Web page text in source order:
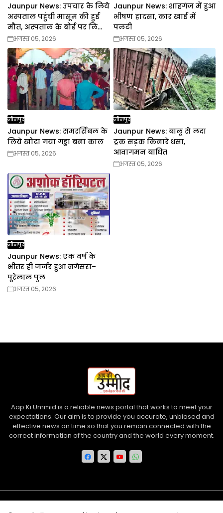
Jaunpur News: उपचार के लिये
अस्पताल पहुंची मासूम की हुई
मौत, अस्पताल के बोर्ड पर लिखा
है डा. इन्द्र सिंह सहित 3 डाक्टरों
का नाम
अगस्त 05, 2026
Jaunpur News: शाहगंज में हुआ
भीषण हादसा, कार खाई में
पलटी
अगस्त 05, 2026
जौनपुर
Jaunpur News: समरर्सिबल के
लिये खोदा गया गड्ढा बना काल
अगस्त 05, 2026
जौनपुर
Jaunpur News: बालू से लदा
ट्रक सड़क किनारे धंसा,
आवागमन बाधित
अगस्त 05, 2026
जौनपुर
Jaunpur News: एक वर्ष के
भीतर ही जर्जर हुआ नगेसरा–
पूरेलाल पुल
अगस्त 05, 2026
Aap Ki Ummid is a reliable news portal that works to meet your
expectations. Our aim is to provide you accurate, unbiased and
effective news on time so that you remain connected with the
correct information of the country and the world every moment.